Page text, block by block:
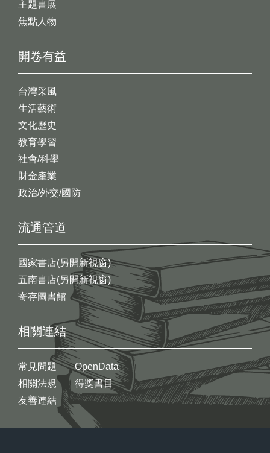
開卷有益
台灣采風
生活藝術
文化歷史
教育學習
社會/科學
財金產業
政治/外交/國防
主題書展
焦點人物
流通管道
國家書店(另開新視窗)
五南書店(另開新視窗)
寄存圖書館
相關連結
常見問題
相關法規
友善連結
OpenData
得獎書目